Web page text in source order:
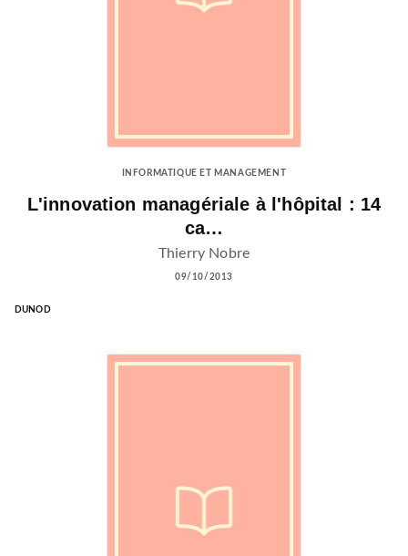
INFORMATIQUE ET MANAGEMENT
L'innovation managériale à l'hôpital : 14
ca…
Thierry Nobre
09/10/2013
DUNOD